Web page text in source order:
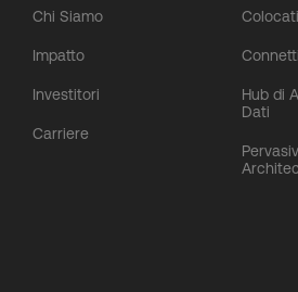
Chi Siamo
Impatto
Investitori
Carriere
Hub di
Dati